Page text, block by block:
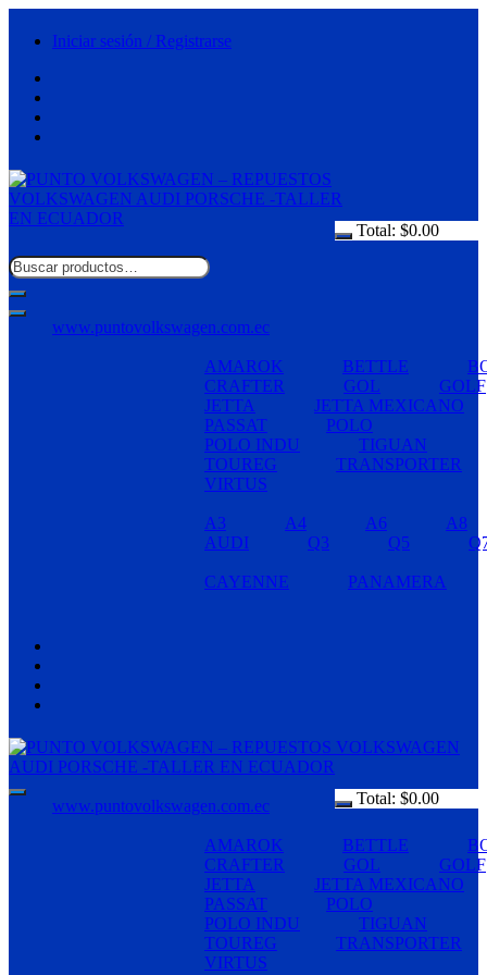
Iniciar sesión / Registrarse
Total: $0.00
www.puntovolkswagen.com.ec
AMAROK BETTLE
CRAFTER
GOL
GOLF
JETTA
JETTA MEXICANO
PASSAT
POLO
POLO INDU
TIGUAN
TOUREG
TRANSPORTER
VIRTUS
A3 A4 A6
A8
AUDI
Q3 Q5
CAYENNE PANAMERA
Total: $0.00
www.puntovolkswagen.com.ec
AMAROK BETTLE
CRAFTER
GOL
GOLF
JETTA
JETTA MEXICANO
PASSAT
POLO
POLO INDU
TIGUAN
TOUREG
TRANSPORTER
VIRTUS